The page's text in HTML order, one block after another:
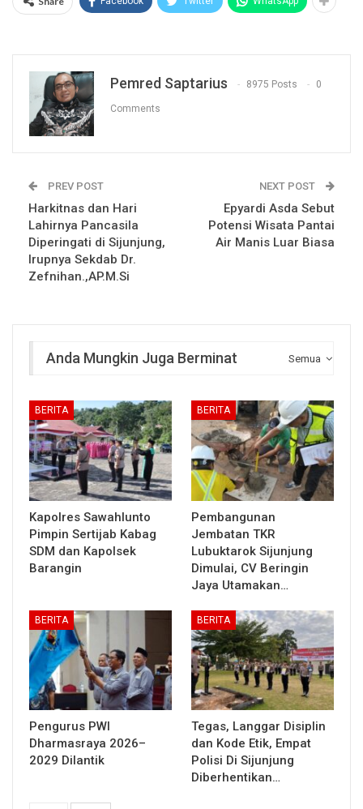
Pemred Saptarius 8975 Posts 0
Comments
PREV POST
Harkitnas dan Hari
Lahirnya Pancasila
Diperingati di Sijunjung,
Irupnya Sekdab Dr.
Zefnihan.,AP.M.Si
NEXT POST
Epyardi Asda Sebut
Potensi Wisata Pantai
Air Manis Luar Biasa
Semua
Anda Mungkin Juga Berminat
BERITA
Kapolres Sawahlunto
Pimpin Sertijab Kabag
SDM dan Kapolsek
Barangin
BERITA
Pembangunan
Jembatan TKR
Lubuktarok Sijunjung
Dimulai, CV Beringin
Jaya Utamakan…
BERITA
Pengurus PWI
Dharmasraya 2026–
2029 Dilantik
BERITA
Tegas, Langgar Disiplin
dan Kode Etik, Empat
Polisi Di Sijunjung
Diberhentikan…